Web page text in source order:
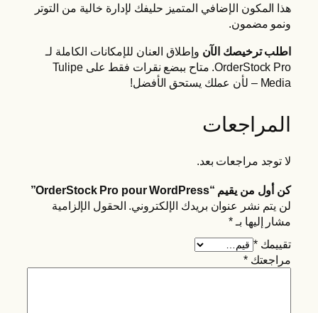
هذا المكون الإضافي المتميز حليفك لإدارة خالية من التوتر
ونمو مضمون.
اطلب ترخيصك الآن وإطلاق العنان للإمكانات الكاملة لـ
OrderStock Pro. متاح ببضع نقرات فقط على Tulipe
Media – لأن عملك يستحق الأفضل!
المراجعات
لا توجد مراجعات بعد.
كن أول من يقيم “OrderStock Pro pour WordPress”
لن يتم نشر عنوان بريدك الإلكتروني. الحقول الإلزامية
مشار إليها بـ *
تقييمك*
مراجعتك*